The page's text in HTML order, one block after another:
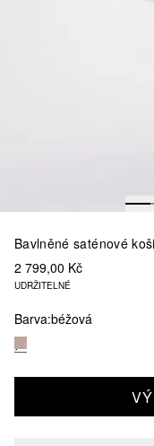
Bavlněné saténové
2 799,00 Kč
UDRŽITELNÉ
Barva:béžová